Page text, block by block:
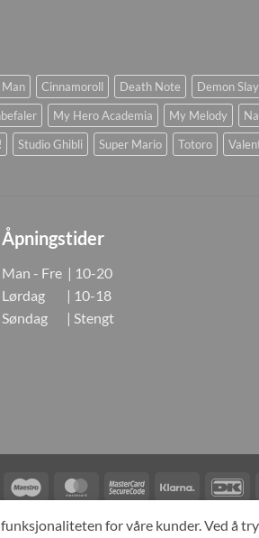
Man Cinnamoroll Death Note Demon
My Hero Academia My Melody
Studio Ghibli Super Mario Totoro
Åpningstider
Man - Fre | 10-20
Lørdag | 10-18
Søndag | Stengt
Maestro MasterCardMasterCard
2
Klarna
OSS OM OSS SPESIALBESTILLING
for våre kunder. Ved å